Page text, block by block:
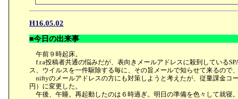
H16.05.02
■今日の出来事
午前９時起床。
f.r.a投稿者共通の悩みだが、表向きメールアドレスに殺到している
ス、ウイルスを一件駆除する毎に、その旨メールで知らせて来るので
niftyのメールアドレスの方にも対策しようと考えたが、従量課金コ
円）に変更した。
午後、午睡。再起動したのは６時過ぎ。明日の準備を色々して就寝。